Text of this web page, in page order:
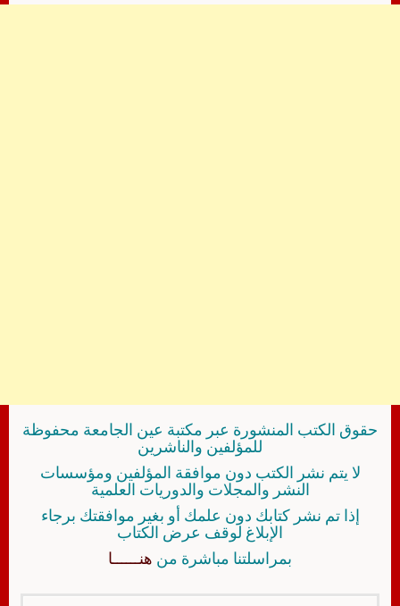
حقوق الكتب المنشورة عبر مكتبة عين الجامعة محفوظة
للمؤلفين والناشرين
لا يتم نشر الكتب دون موافقة المؤلفين ومؤسسات
النشر والمجلات والدوريات العلمية
إذا تم نشر كتابك دون علمك أو بغير موافقتك برجاء
الإبلاغ لوقف عرض الكتاب
بمراسلتنا مباشرة من هنــــــا